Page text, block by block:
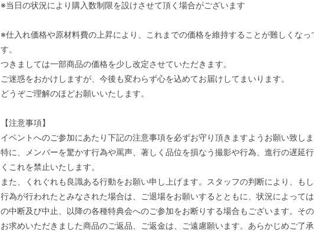
※当日の状況により購入数制限を設けさせて頂く場合がございます
※仕入れ価格や原材料費の上昇により、これまでの価格を維持することが難しくなっ
す。
つきましては一部商品の価格を少し改定させていただきます。
ご迷惑をおかけしますが、今後も変わらず心を込めてお届けしてまいります。
どうぞご理解のほどお願いいたします。
【注意事項】
イベントへのご参加にあたり下記の注意事項を必ずお守り頂きますようお願い致しま
特に、メンバーを驚かす行為や罵声、著しく品位を損なう撮影や行為、進行の遅延
くこれを禁止いたします。
また、くれぐれも良識ある行動をお願い申し上げます。スタッフの判断により、も
行為が行われたとみなされた場合は、ご退場をお願いするとともに、状況によって
の中断及び中止、以降の各種特典会へのご参加をお断りする場合もございます。その
お求めいただきました商品のご返品、ご返金は、ご遠慮願います。あらかじめご了